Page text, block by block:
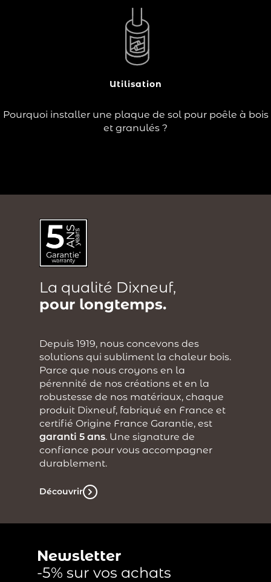
Utilisation
Pourquoi installer une plaque de sol pour poêle à bois
et granulés ?
Avec les températures qui baissent à l’automne, vous
avez décidé d’équiper votre foyer, d’un
afin de chauffer votre intérieur tout en
suite
La qualité Dixneuf,
pour longtemps.
Depuis 1919, nous concevons des
solutions qui subliment la chaleur bois.
Parce que nous croyons en la
pérennité de nos créations et en la
robustesse de nos matériaux, chaque
produit Dixneuf, fabriqué en France et
certifié Origine France Garantie, est
garanti 5 ans. Une signature de
confiance pour vous accompagner
durablement.
Découvrir
Newsletter
-5% sur vos achats